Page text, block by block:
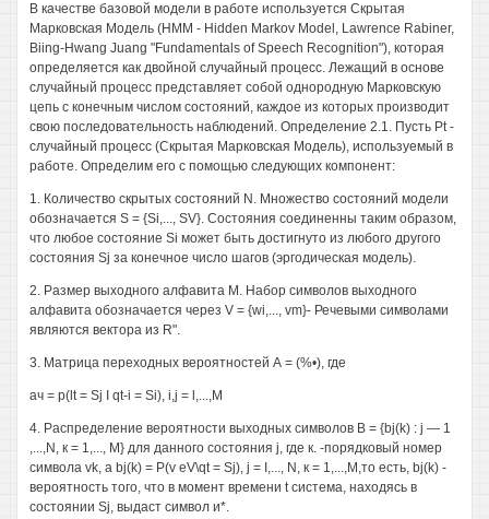
В качестве базовой модели в работе используется Скрытая
Марковская Модель (НММ - Hidden Markov Model, Lawrence Rabiner,
Biing-Hwang Juang "Fundamentals of Speech Recognition"), которая
определяется как двойной случайный процесс. Лежащий в основе
случайный процесс представляет собой однородную Марковскую
цепь с конечным числом состояний, каждое из которых производит
свою последовательность наблюдений. Определение 2.1. Пусть Pt -
случайный процесс (Скрытая Марковская Модель), используемый в
работе. Определим его с помощью следующих компонент:
1. Количество скрытых состояний N. Множество состояний модели
обозначается S = {Si,..., SV}. Состояния соединенны таким образом,
что любое состояние Si может быть достигнуто из любого другого
состояния Sj за конечное число шагов (эргодическая модель).
2. Размер выходного алфавита М. Набор символов выходного
алфавита обозначается через V = {wi,..., vm}- Речевыми символами
являются вектора из R".
3. Матрица переходных вероятностей А = (%•), где
ач = p(lt = Sj I qt-i = Si), i,j = l,...,M
4. Распределение вероятности выходных символов В = {bj(k) : j — 1
,...,N, к = 1,..., M} для данного состояния j, где к. -порядковый номер
символа vk, a bj(k) = P(v eV\qt = Sj), j = I,..., N, к = 1,...,М,то есть, bj(k) -
вероятность того, что в момент времени t система, находясь в
состоянии Sj, выдаст символ и*.